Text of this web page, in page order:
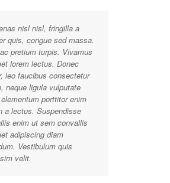
nisl nisl, fringilla a
quis, congue sed massa.
pretium turpis. Vivamus
lorem lectus. Donec
leo faucibus consectetur
neque ligula vulputate
porttitor enim
a lectus. Suspendisse
enim ut sem convallis
adipiscing diam
Vestibulum quis
velit.